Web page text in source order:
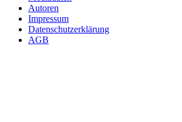
Autoren
Impressum
Datenschutzerklärung
AGB